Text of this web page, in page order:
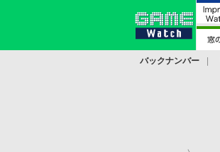
バックナンバー